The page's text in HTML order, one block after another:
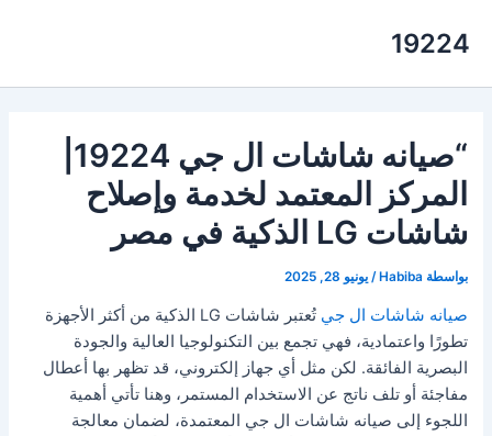
19224
المركز المعتمد لخدمة وإصلاح
شاشات LG الذكية في مصر
بواسطة Habiba
/يونيو 28, 2025
صيانه شاشات ال جي
تُعتبر شاشات LG الذكية من أكثر الأجهزة
تطورًا واعتمادية، فهي تجمع بين التكنولوجيا العالية والجودة
البصرية الفائقة. لكن مثل أي جهاز إلكتروني، قد تظهر بها أعطال
مفاجئة أو تلف ناتج عن الاستخدام المستمر، وهنا تأتي أهمية
اللجوء إلى صيانه شاشات ال جي المعتمدة، لضمان معالجة